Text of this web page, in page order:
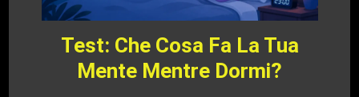
Test: Che Cosa Fa La Tua
Mente Mentre Dormi?